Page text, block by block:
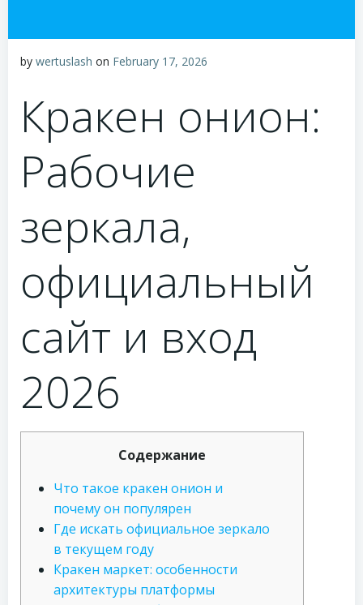
by wertuslash on February 17, 2026
Кракен онион:
Рабочие
зеркала,
официальный
сайт и вход
2026
Содержание
Что такое кракен онион и
почему он популярен
Где искать официальное зеркало
в текущем году
Кракен маркет: особенности
архитектуры платформы